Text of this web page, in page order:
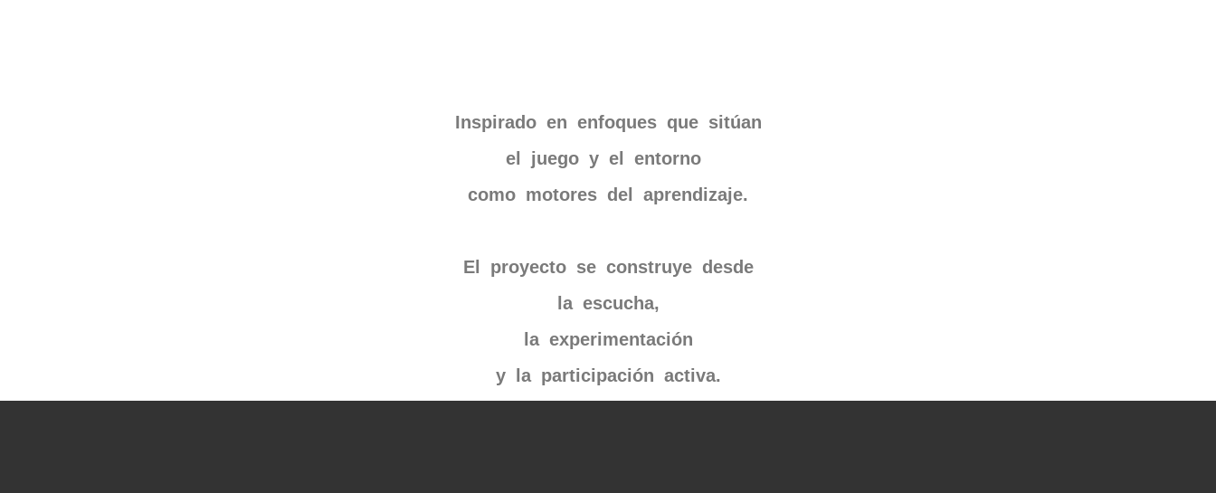
Inspirado en enfoques que sitúan
el juego y el entorno
como motores del aprendizaje.
El proyecto se construye desde
la escucha,
la experimentación
y la participación activa.